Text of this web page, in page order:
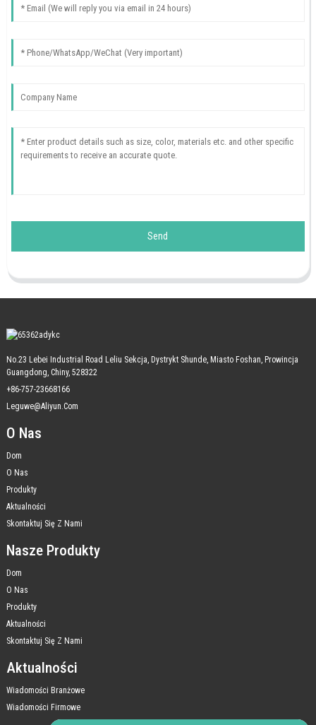
Send
No.23 Lebei Industrial Road Leliu Sekcja, Dystrykt Shunde, Miasto Foshan, Prowincja
Guangdong, Chiny, 528322
+86-757-23668166
Leguwe@aliyun.com
O Nas
Dom
O Nas
Produkty
Aktualności
Skontaktuj Się Z Nami
Nasze Produkty
Dom
O Nas
Produkty
Aktualności
Skontaktuj Się Z Nami
Aktualności
Wiadomości Branżowe
Wiadomości Firmowe